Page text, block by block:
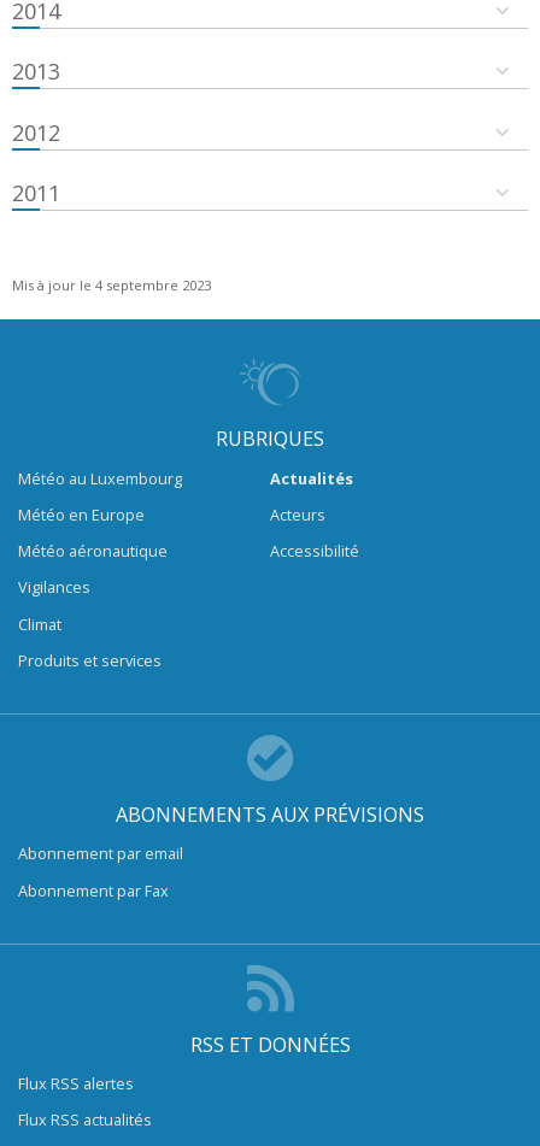
2014
2013
2012
2011
Mis à jour le 4 septembre 2023
RUBRIQUES
Météo au Luxembourg
Météo en Europe
Météo aéronautique
Vigilances
Climat
Produits et services
Actualités
Acteurs
Accessibilité
ABONNEMENTS AUX PRÉVISIONS
Abonnement par email
Abonnement par Fax
RSS ET DONNÉES
Flux RSS alertes
Flux RSS actualités